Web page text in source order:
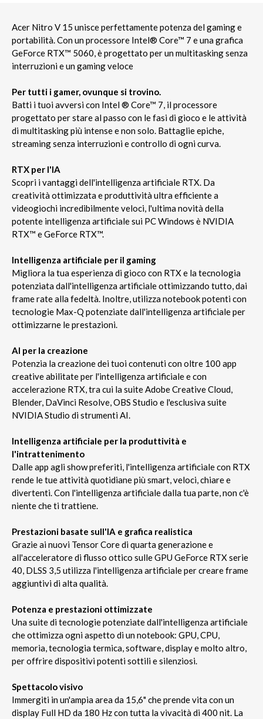
Acer Nitro V 15 unisce perfettamente potenza del gaming e
portabilità. Con un processore Intel® Core™ 7 e una grafica
GeForce RTX™ 5060, è progettato per un multitasking senza
interruzioni e un gaming veloce
Per tutti i gamer, ovunque si trovino.
Batti i tuoi avversi con Intel ® Core™ 7, il processore
progettato per stare al passo con le fasi di gioco e le attività
di multitasking più intense e non solo. Battaglie epiche,
streaming senza interruzioni e controllo di ogni curva.
RTX per l'IA
Scopri i vantaggi dell'intelligenza artificiale RTX. Da
creatività ottimizzata e produttività ultra efficiente a
videogiochi incredibilmente veloci, l'ultima novità della
potente intelligenza artificiale sui PC Windows è NVIDIA
RTX™ e GeForce RTX™.
Intelligenza artificiale per il gaming
Migliora la tua esperienza di gioco con RTX e la tecnologia
potenziata dall'intelligenza artificiale ottimizzando tutto, dai
frame rate alla fedeltà. Inoltre, utilizza notebook potenti con
tecnologie Max-Q potenziate dall'intelligenza artificiale per
ottimizzarne le prestazioni.
AI per la creazione
Potenzia la creazione dei tuoi contenuti con oltre 100 app
creative abilitate per l'intelligenza artificiale e con
accelerazione RTX, tra cui la suite Adobe Creative Cloud,
Blender, DaVinci Resolve, OBS Studio e l'esclusiva suite
NVIDIA Studio di strumenti AI.
Intelligenza artificiale per la produttività e
l'intrattenimento
Dalle app agli show preferiti, l'intelligenza artificiale con RTX
rende le tue attività quotidiane più smart, veloci, chiare e
divertenti. Con l'intelligenza artificiale dalla tua parte, non c'è
niente che ti trattiene.
Prestazioni basate sull'IA e grafica realistica
Grazie ai nuovi Tensor Core di quarta generazione e
all'acceleratore di flusso ottico sulle GPU GeForce RTX serie
40, DLSS 3,5 utilizza l'intelligenza artificiale per creare frame
aggiuntivi di alta qualità.
Potenza e prestazioni ottimizzate
Una suite di tecnologie potenziate dall'intelligenza artificiale
che ottimizza ogni aspetto di un notebook: GPU, CPU,
memoria, tecnologia termica, software, display e molto altro,
per offrire dispositivi potenti sottili e silenziosi.
Spettacolo visivo
Immergiti in un'ampia area da 15,6" che prende vita con un
display Full HD da 180 Hz con tutta la vivacità di 400 nit. La